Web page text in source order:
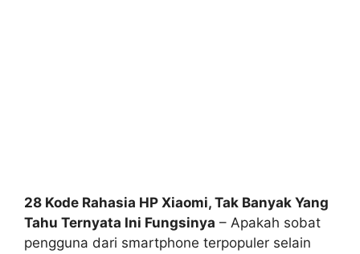
28 Kode Rahasia HP Xiaomi, Tak Banyak Yang
Tahu Ternyata Ini Fungsinya – Apakah sobat
pengguna dari smartphone terpopuler selain